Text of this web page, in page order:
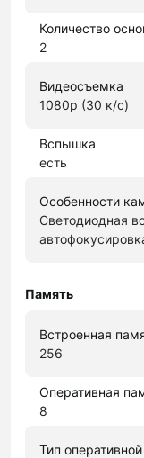
Количество
2
Видеосъемка
1080p (30 к/с)
Вспышка
есть
Особенности
Светодиодная
Память
Встроенная
256
Оперативная
8
Тип